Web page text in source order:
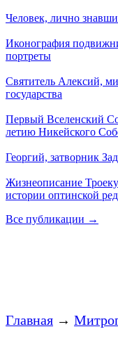
Человек, лично
Иконография
портреты
Святитель Алексий,
государства
Первый Вселенский
летию Никейского
Георгий, затворник
Жизнеописание
истории оптинской
Все публикации →
Главная →